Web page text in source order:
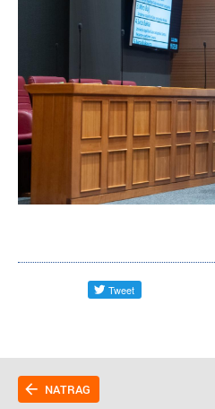
NATRAG